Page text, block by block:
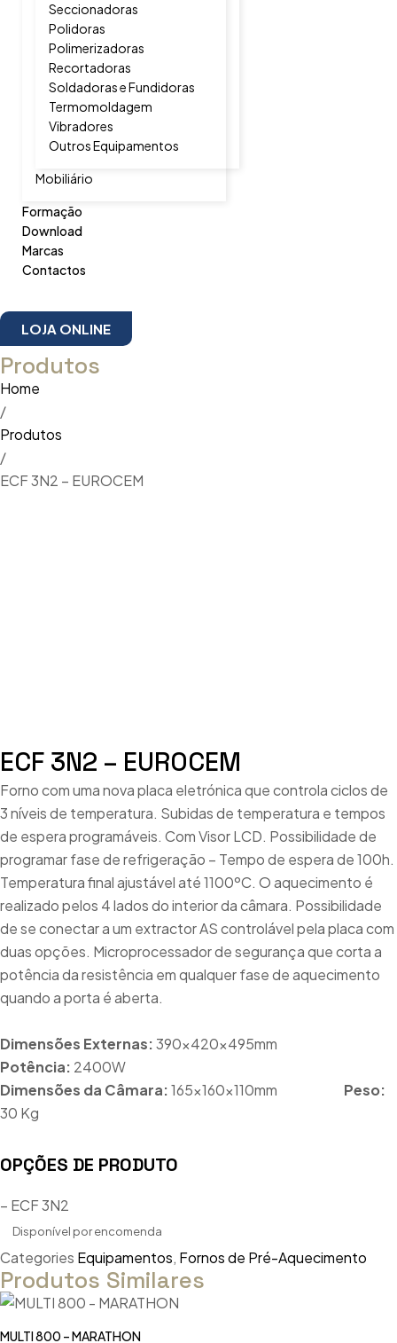
Seccionadoras
Polidoras
Polimerizadoras
Recortadoras
Soldadoras e Fundidoras
Termomoldagem
Vibradores
Outros Equipamentos
Mobiliário
Formação
Download
Marcas
Contactos
LOJA ONLINE
Produtos
Home
/
Produtos
/
ECF 3N2 – EUROCEM
ECF 3N2 – EUROCEM
Forno com uma nova placa eletrónica que controla ciclos de
3 níveis de temperatura. Subidas de temperatura e tempos
de espera programáveis. Com Visor LCD. Possibilidade de
programar fase de refrigeração – Tempo de espera de 100h.
Temperatura final ajustável até 1100ºC. O aquecimento é
realizado pelos 4 lados do interior da câmara. Possibilidade
de se conectar a um extractor AS controlável pela placa com
duas opções. Microprocessador de segurança que corta a
potência da resistência em qualquer fase de aquecimento
quando a porta é aberta.
Dimensões Externas:390x420x495mm
Potência: 2400W
Dimensões da Câmara:165x160x110mm Peso:
30 Kg
OPÇÕES DE PRODUTO
– ECF 3N2
Disponível por encomenda
Categories Equipamentos, Fornos de Pré-Aquecimento
Produtos Similares
MULTI 800 – MARATHON